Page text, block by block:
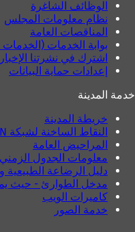
الوظائف الشاغرة
نظام معلومات المجلس
المناقصات العامة
بوابة الخدمات (الخدمات
اشترك في نشرتنا
إعدادات حماية البيانات
خدمة المدينة
خريطة المدينة
النقاط الساخنة لشبكة WLAN اللاسلكية
المراحيض العامة
معلومات الجدول الزمني
دليل الرضاعة الطبيعية
مدخل الطوارئ - حيث
كاميرات الويب
خدمة الصور